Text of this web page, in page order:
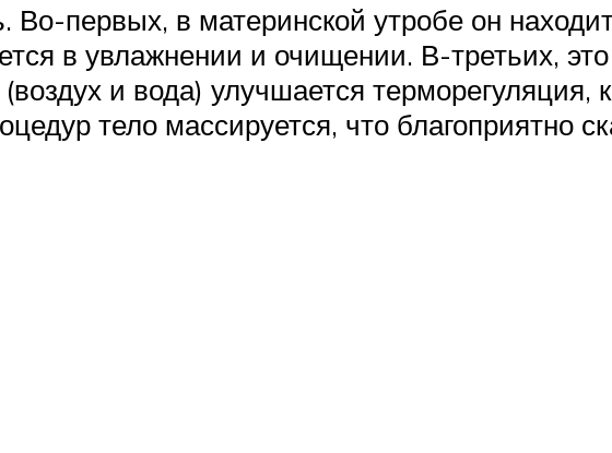
первых, в материнской утробе он
в увлажнении и очищении. В-третьих,
и вода) улучшается терморегуляция,
тело массируется, что благоприятно